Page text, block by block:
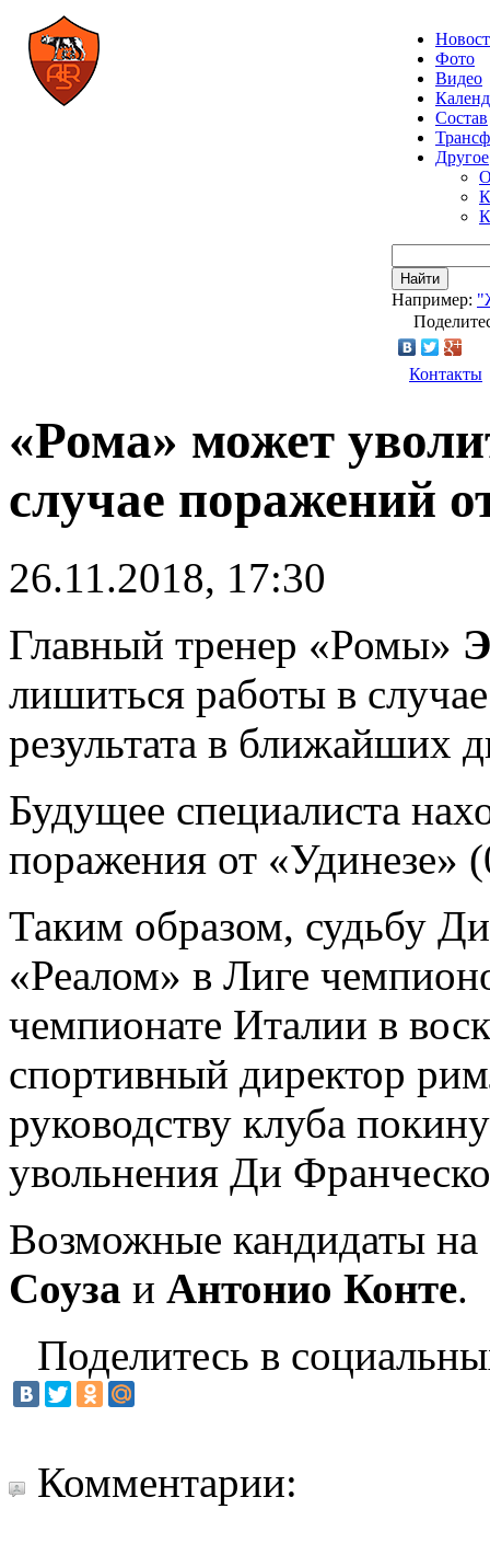
Фото
Видео
Состав
Другое
Найти
Например:
Контакты
«Рома» может
случае поражений
26.11.2018, 17:30
Главный тренер «Ромы»
лишиться работы в
результата в ближайших
Будущее специалиста
поражения от «Удинезе»
Таким образом, судьбу
«Реалом» в Лиге
чемпионате Италии в
спортивный директор
руководству клуба
увольнения Ди
Возможные кандидаты
Соуза и Антонио Конте.
Поделитесь в
Комментарии: